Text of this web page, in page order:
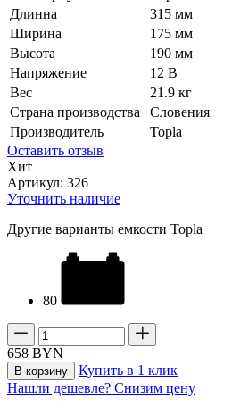
Длинна
315 мм
Ширина
175 мм
Высота
190 мм
Напряжение
12 В
Вес
21.9 кг
Страна производства
Словения
Производитель
Topla
Оставить отзыв
Хит
Артикул: 326
Уточнить наличие
Другие варианты емкости Topla
80
658 BYN
В корзину
Купить в 1 клик
Нашли дешевле? Снизим цену